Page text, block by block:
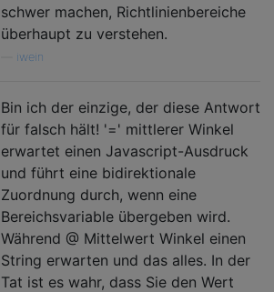
schwer machen, Richtlinienbereiche
überhaupt zu verstehen.
iwein
Bin ich der einzige, der diese Antwort
für falsch hält! '=' mittlerer Winkel
erwartet einen Javascript-Ausdruck
und führt eine bidirektionale
Zuordnung durch, wenn eine
Bereichsvariable übergeben wird.
Während @ Mittelwert Winkel einen
String erwarten und das alles. In der
Tat ist es wahr, dass Sie den Wert